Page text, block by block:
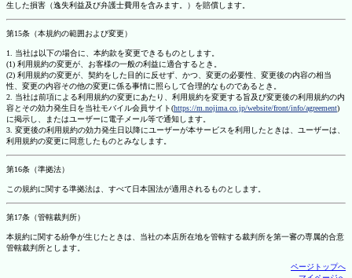
生した損害（逸失利益及び弁護士費用を含みます。）を賠償します。
第15条（本規約の範囲および変更）
1. 当社は以下の場合に、本約款を変更できるものとします。
(1) 利用規約の変更が、お客様の一般の利益に適合するとき。
(2) 利用規約の変更が、契約をした目的に反せず、かつ、変更の必要性、変更後の内容の相当
性、変更の内容その他の変更に係る事情に照らして合理的なものであるとき。
2. 当社は前項による利用規約の変更にあたり、利用規約を変更する旨及び変更後の利用規約の内
容とその効力発生日を当社モバイル会員サイト(https://m.nojima.co.jp/website/front/info/agreement)
に掲示し、またはユーザーに電子メール等で通知します。
3. 変更後の利用規約の効力発生日以降にユーザーが本サービスを利用したときは、ユーザーは、
利用規約の変更に同意したものとみなします。
第16条（準拠法）
この規約に関する準拠法は、すべて日本国法が適用されるものとします。
第17条（管轄裁判所）
本規約に関する紛争が生じたときは、当社の本店所在地を管轄する裁判所を第一審の専属的合意
管轄裁判所とします。
ページトップへ